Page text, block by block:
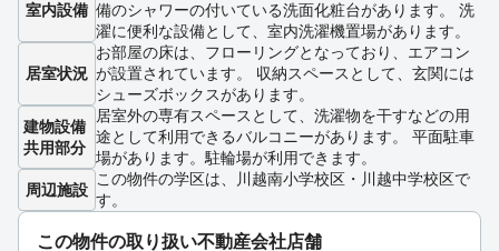
室内設備 備のシャワーの付いている洗面化粧台があります。 洗
濯に便利な設備として、室内洗濯機置場があります。
居室状況
お部屋の床は、フローリングとなっており、エアコン
が設置されています。 収納スペースとして、玄関には
シューズボックスがあります。
建物設備
共用部分
居室外の専有スペースとして、洗濯物を干すなどの用
途として利用できるバルコニーがあります。 平面駐車
場があります。駐輪場が利用できます。
周辺施設
この物件の学区は、川越南小学校区・川越中学校区で
す。
この物件の取り扱い不動産会社店舗